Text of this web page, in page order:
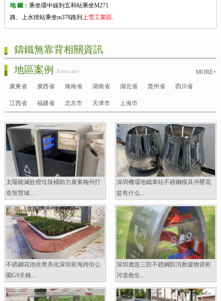
地 鐵： 乘坐環中線到五和站乘坐M271
路、上水徑站乘坐m378路到 上雪工業區.
鑄鐵無靠背相關資訊
MORE+
地區案例 Area case
廣東省 廣西省 海南省 湖南省 湖北省 貴州省 四川省
江西省 福建省 北京市 天津市 上海市
太陽能滅蚊燈垃圾桶助力廣東梅州打
造智慧城...
深圳機場地鐵車站不銹鋼模具沖壓花
盆有什么...
不銹鋼花池坐凳美化深圳前海跨街公
園G9天橋...
深圳應急三防不銹鋼防汛救援物資柜
河道救生...